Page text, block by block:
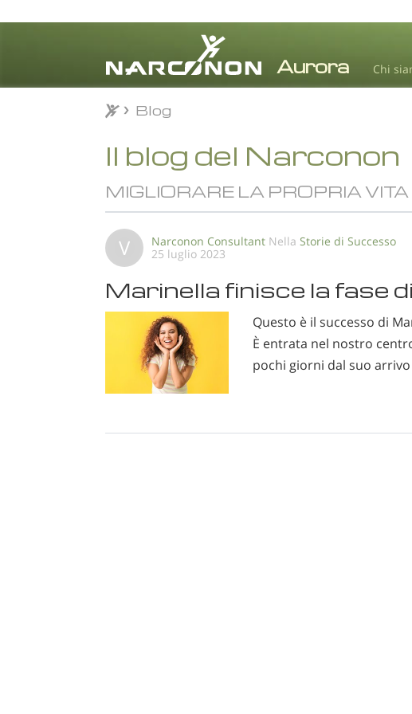
Chi
Blog
Il blog del Narconon
MIGLIORARE LA PROPRIA VITA
V Narconon Consultant Nella Storie di Successo
25 luglio 2023
Marinella finisce la fase
Questo è il successo di
È entrata nel nostro
pochi giorni dal suo
Blog